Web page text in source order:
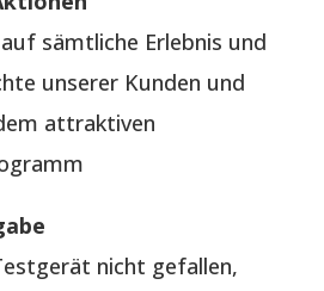
sämtliche Erlebnis und
unserer Kunden und
attraktiven
nicht gefallen,